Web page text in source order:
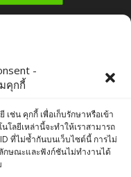
-
คุกกี้
เช่น คุกกี้ เพื่อเก็บรักษาหรือเข้า
ลยีเหล่านี้จะทำให้เราสามารถ
ที่ไม่ซ้ำกันบนเว็บไซต์นี้ การไม่
ษณะและฟังก์ชันไม่ทำงานได้
100g
and